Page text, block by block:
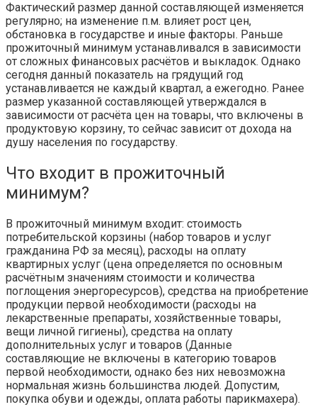
Фактический размер данной составляющей изменяется
регулярно; на изменение п.м. влияет рост цен,
обстановка в государстве и иные факторы. Раньше
прожиточный минимум устанавливался в зависимости
от сложных финансовых расчётов и выкладок. Однако
сегодня данный показатель на грядущий год
устанавливается не каждый квартал, а ежегодно. Ранее
размер указанной составляющей утверждался в
зависимости от расчёта цен на товары, что включены в
продуктовую корзину, то сейчас зависит от дохода на
душу населения по государству.
Что входит в прожиточный
минимум?
В прожиточный минимум входит: стоимость
потребительской корзины (набор товаров и услуг
гражданина РФ за месяц), расходы на оплату
квартирных услуг (цена определяется по основным
расчётным значениям стоимости и количества
поглощения энергоресурсов), средства на приобретение
продукции первой необходимости (расходы на
лекарственные препараты, хозяйственные товары,
вещи личной гигиены), средства на оплату
дополнительных услуг и товаров (Данные
составляющие не включены в категорию товаров
первой необходимости, однако без них невозможна
нормальная жизнь большинства людей. Допустим,
покупка обуви и одежды, оплата работы парикмахера).